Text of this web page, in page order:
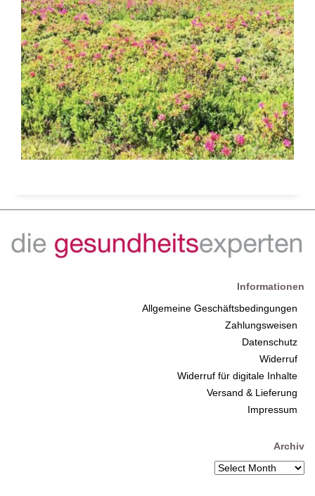
Informationen
Allgemeine Geschäftsbedingungen
Zahlungsweisen
Datenschutz
Widerruf
Widerruf für digitale Inhalte
Versand & Lieferung
Impressum
Archiv